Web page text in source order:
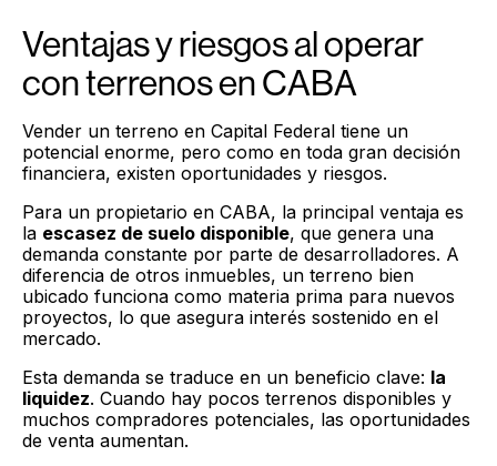
Ventajas y riesgos al operar
con terrenos en CABA
Vender un terreno en Capital Federal tiene un
potencial enorme, pero como en toda gran decisión
financiera, existen oportunidades y riesgos.
Para un propietario en CABA, la principal ventaja es
la escasez de suelo disponible, que genera una
demanda constante por parte de desarrolladores. A
diferencia de otros inmuebles, un terreno bien
ubicado funciona como materia prima para nuevos
proyectos, lo que asegura interés sostenido en el
mercado.
Esta demanda se traduce en un beneficio clave: la
liquidez. Cuando hay pocos terrenos disponibles y
muchos compradores potenciales, las oportunidades
de venta aumentan.